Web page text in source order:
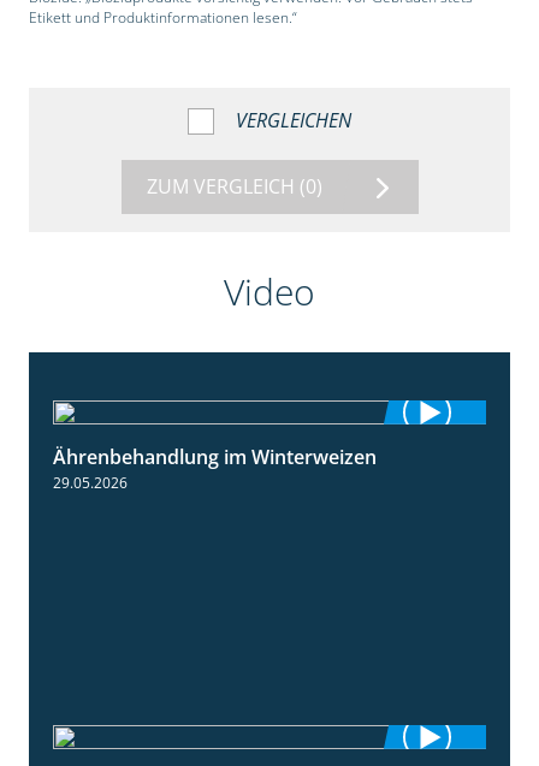
Etikett und Produktinformationen lesen.“
VERGLEICHEN
ZUM VERGLEICH (0)
Video
Ährenbehandlung im Winterweizen
29.05.2026